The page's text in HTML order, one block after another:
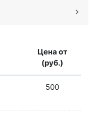
Цена от
(руб.)
500